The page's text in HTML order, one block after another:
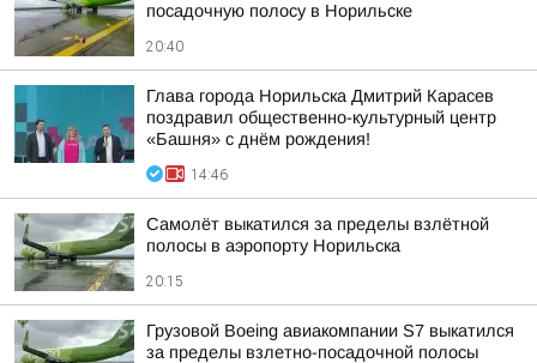
посадочную полосу в Норильске
20:40
Глава города Норильска Дмитрий Карасев
поздравил общественно-культурный центр
«Башня» с днём рождения!
14:46
Самолёт выкатился за пределы взлётной
полосы в аэропорту Норильска
20:15
Грузовой Boeing авиакомпании S7 выкатился
за пределы взлетно-посадочной полосы